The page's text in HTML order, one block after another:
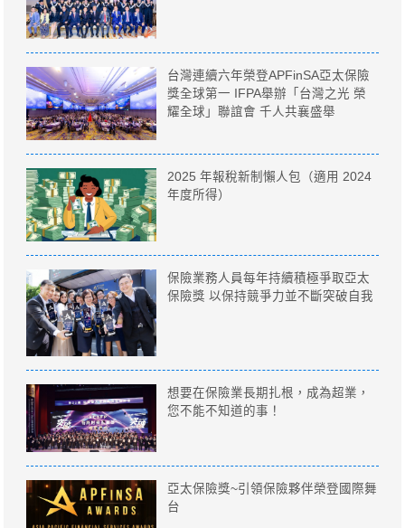
台灣連續六年榮登APFinSA亞太保險
獎全球第一 IFPA舉辦「台灣之光 榮
耀全球」聯誼會 千人共襄盛舉
2025 年報稅新制懶人包（適用 2024
年度所得）
保險業務人員每年持續積極爭取亞太
保險獎 以保持競爭力並不斷突破自我
想要在保險業長期扎根，成為超業，
您不能不知道的事！
亞太保險獎~引領保險夥伴榮登國際舞
台